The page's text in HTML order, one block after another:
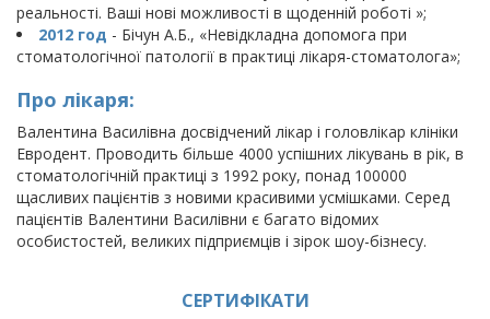
реальності. Ваші нові можливості в щоденній роботі »;
2012 год - Бічун А.Б., «Невідкладна допомога при
стоматологічної патології в практиці лікаря-стоматолога»;
Про лікаря:
Валентина Василівна досвідчений лікар і головлікар клініки
Евродент. Проводить більше 4000 успішних лікувань в рік, в
стоматологічній практиці з 1992 року, понад 100000
щасливих пацієнтів з новими красивими усмішками. Серед
пацієнтів Валентини Василівни є багато відомих
особистостей, великих підприємців і зірок шоу-бізнесу.
СЕРТИФІКАТИ